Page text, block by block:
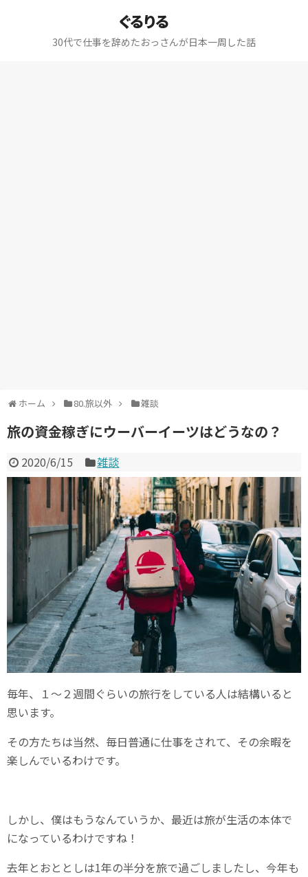
ぐるりる
30代で仕事を辞めたおっさんが日本一周した話
ホーム 80.旅以外 雑談
旅の資金稼ぎにウーバーイーツはどうなの？
2020/6/15 雑談
毎年、１～２週間ぐらいの旅行をしている人は結構いると
思います。
その方たちは当然、毎日普通に仕事をされて、その余暇を
楽しんでいるわけです。
しかし、僕はもうなんていうか、最近は旅が生活の本体で
になっているわけですね！
去年とおととしは1年の半分を旅で過ごしましたし、今年も